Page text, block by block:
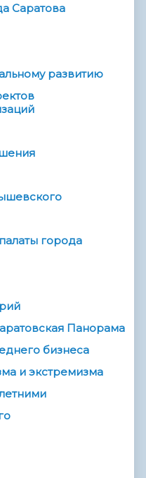
Саратова
развитию
города
Панорама
бизнеса
и экстремизма